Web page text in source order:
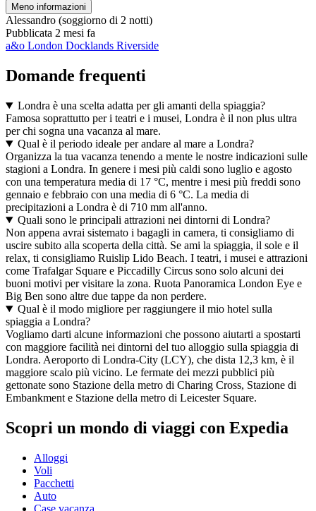
Meno informazioni
Alessandro (soggiorno di 2 notti)
Pubblicata 2 mesi fa
a&o London Docklands Riverside
Domande frequenti
Londra è una scelta adatta per gli amanti della spiaggia?
Famosa soprattutto per i teatri e i musei, Londra è il non plus ultra
per chi sogna una vacanza al mare.
Qual è il periodo ideale per andare al mare a Londra?
Organizza la tua vacanza tenendo a mente le nostre indicazioni sulle
stagioni a Londra. In genere i mesi più caldi sono luglio e agosto
con una temperatura media di 17 °C, mentre i mesi più freddi sono
gennaio e febbraio con una media di 6 °C. La media di
precipitazioni a Londra è di 710 mm all'anno.
Quali sono le principali attrazioni nei dintorni di Londra?
Non appena avrai sistemato i bagagli in camera, ti consigliamo di
uscire subito alla scoperta della città. Se ami la spiaggia, il sole e il
relax, ti consigliamo Ruislip Lido Beach. I teatri, i musei e attrazioni
come Trafalgar Square e Piccadilly Circus sono solo alcuni dei
buoni motivi per visitare la zona. Ruota Panoramica London Eye e
Big Ben sono altre due tappe da non perdere.
Qual è il modo migliore per raggiungere il mio hotel sulla
spiaggia a Londra?
Vogliamo darti alcune informazioni che possono aiutarti a spostarti
con maggiore facilità nei dintorni del tuo alloggio sulla spiaggia di
Londra. Aeroporto di Londra-City (LCY), che dista 12,3 km, è il
maggiore scalo più vicino. Le fermate dei mezzi pubblici più
gettonate sono Stazione della metro di Charing Cross, Stazione di
Embankment e Stazione della metro di Leicester Square.
Scopri un mondo di viaggi con Expedia
Alloggi
Voli
Pacchetti
Auto
Case vacanza